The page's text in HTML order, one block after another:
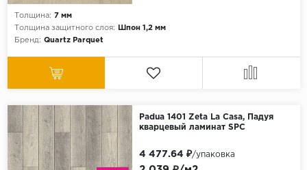
Толщина: 7 мм
Толщина защитного слоя:
Шпон 1,2 мм
Бренд: Quartz Parquet
Padua 1401 Zeta La Casa, Падуя
кварцевый ламинат SPC
4 477.64 ₽/упаковка